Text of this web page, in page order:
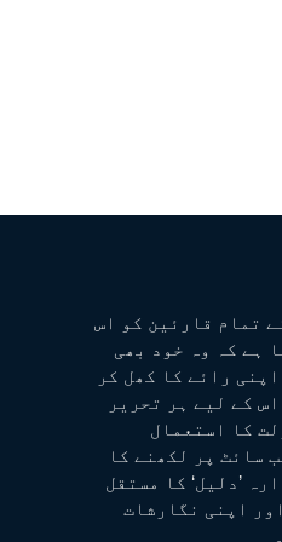
تمام قارئین کو اس
ہے کہ وہ خود بھی
رائے کا کھل کر
کے لیے ہر تحریر
کا استعمال
سائٹ پر لکھنے کا
’دلیل‘ کا مستقل
اپنی نگارشات